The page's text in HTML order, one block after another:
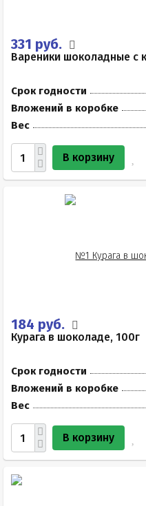
331 руб.
Вареники шоколадные с
Срок годности
Вложений в коробке
Вес
В корзину
184 руб.
Курага в шоколаде, 100г
Срок годности
Вложений в коробке
Вес
В корзину